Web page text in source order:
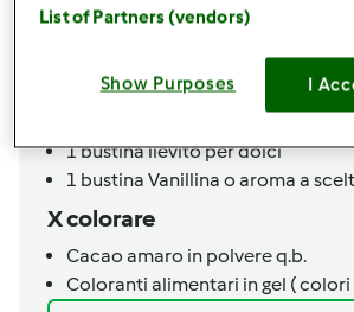
360gfarina 00
glatte
1bustinalievito per dolci
1 bustina Vanillina o aroma a
X colorare
Cacao amaro in polvere q.b.
Coloranti alimentari in gel ( colori
List of Partners (vendors)
Show Purposes I